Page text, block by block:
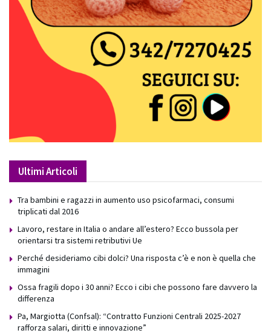
Ultimi Articoli
Tra bambini e ragazzi in aumento uso psicofarmaci, consumi
triplicati dal 2016
Lavoro, restare in Italia o andare all’estero? Ecco bussola per
orientarsi tra sistemi retributivi Ue
Perché desideriamo cibi dolci? Una risposta c’è e non è quella che
immagini
Ossa fragili dopo i 30 anni? Ecco i cibi che possono fare davvero la
differenza
Pa, Margiotta (Confsal): “Contratto Funzioni Centrali 2025-2027
rafforza salari, diritti e innovazione”